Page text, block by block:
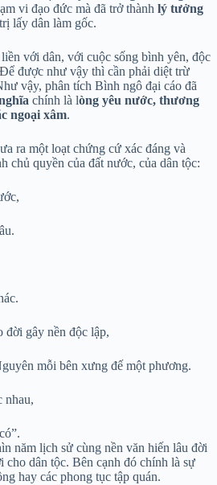
vi đạo đức mà đã trở thành lý tưởng
lấy dân làm gốc.
với dân, với cuộc sống bình yên, độc
được như vậy thì cần phải diệt trừ
vậy, phân tích Bình ngô đại cáo đã
chính là lòng yêu nước, thương
ngoại xâm.
ra một loạt chứng cứ xác đáng và
chủ quyền của đất nước, của dân tộc:
gây nền độc lập,
mỗi bên xưng đế một phương.
nhau,
năm lịch sử cùng nền văn hiến lâu đời
cho dân tộc. Bên cạnh đó chính là sự
hay các phong tục tập quán.